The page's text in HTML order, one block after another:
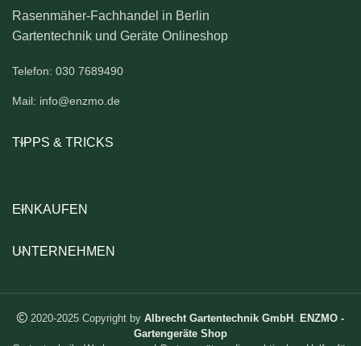
Rasenmäher-Fachhandel in Berlin
Gartentechnik und Geräte Onlineshop
Telefon: 030 7689490
Mail: info@enzmo.de
TIPPS & TRICKS
EINKAUFEN
UNTERNEHMEN
2020-2025 Copyright by Albrecht Gartentechnik GmbH . ENZMO -
Gartengeräte Shop